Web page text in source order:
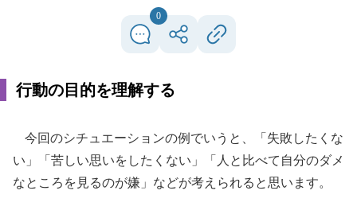
0
行動の目的を理解する
今回のシチュエーションの例でいうと、「失敗したくな
い」「苦しい思いをしたくない」「人と比べて自分のダメ
なところを見るのが嫌」などが考えられると思います。